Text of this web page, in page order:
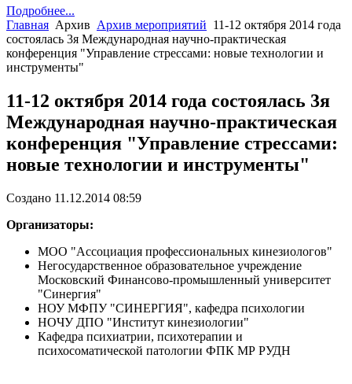
Подробнее...
Главная Архив Архив мероприятий 11-12 октября 2014 года
состоялась 3я Международная научно-практическая
конференция "Управление стрессами: новые технологии и
инструменты"
11-12 октября 2014 года состоялась 3я
Международная научно-практическая
конференция "Управление стрессами:
новые технологии и инструменты"
Создано 11.12.2014 08:59
Организаторы:
МОО "Ассоциация профессиональных кинезиологов"
Негосударственное образовательное учреждение
Московский Финансово-промышленный университет
"Синергия"
НОУ МФПУ "СИНЕРГИЯ", кафедра психологии
НОЧУ ДПО "Институт кинезиологии"
Кафедра психиатрии, психотерапии и
психосоматической патологии ФПК МР РУДН